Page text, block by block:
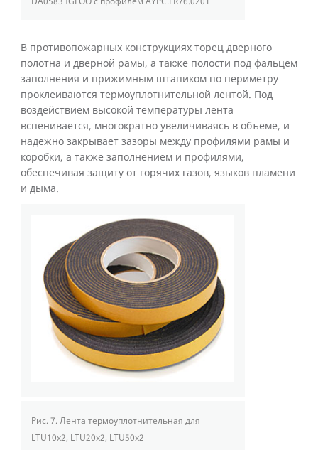
В противопожарных конструкциях торец дверного
полотна и дверной рамы, а также полости под фальцем
заполнения и прижимным штапиком по периметру
проклеиваются термоуплотнительной лентой. Под
воздействием высокой температуры лента
вспенивается, многократно увеличиваясь в объеме, и
надежно закрывает зазоры между профилями рамы и
коробки, а также заполнением и профилями,
обеспечивая защиту от горячих газов, языков пламени
и дыма.
Рис. 7.Лента термоуплотнительная для
LTU10x2, LTU20x2, LTU50x2